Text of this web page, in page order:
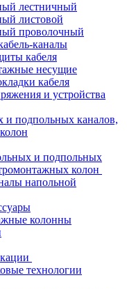
лестничный
листовой
проволочный
каналы
кабеля
несущие
кабеля
и устройства
подпольных каналов,
и подпольных
колон
напольной
колонны
технологии